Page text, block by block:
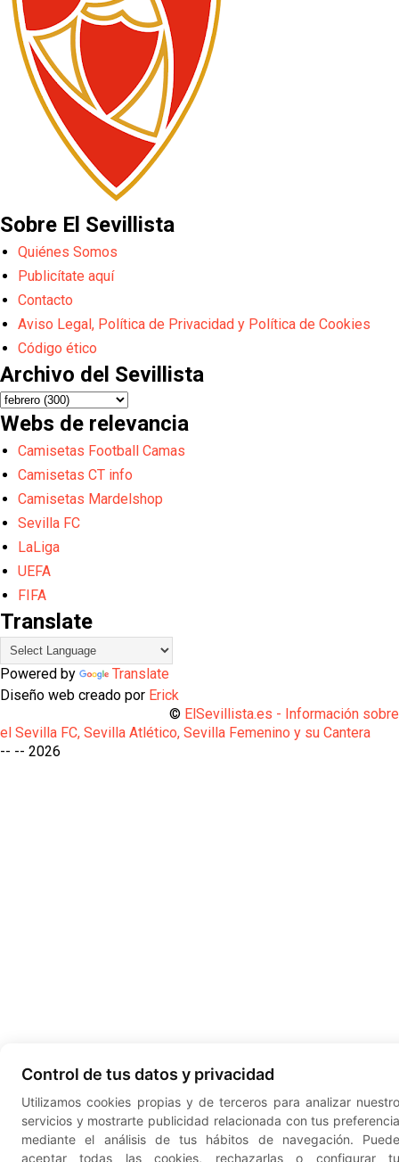
Sobre El Sevillista
Quiénes Somos
Publicítate aquí
Contacto
Aviso Legal, Política de Privacidad y Política de Cookies
Código ético
Archivo del Sevillista
Webs de relevancia
Camisetas Football Camas
Camisetas CT info
Camisetas Mardelshop
Sevilla FC
LaLiga
UEFA
FIFA
Translate
Powered by
Translate
Diseño web creado por Erick
© ElSevillista.es - Información sobre
el Sevilla FC, Sevilla Atlético, Sevilla Femenino y su Cantera
-- --
Control de tus datos y privacidad
Utilizamos cookies propias y de terceros para analizar
servicios y mostrarte publicidad relacionada con tus
mediante el análisis de tus hábitos de navegación.
aceptar todas las cookies, rechazarlas o configurar
2026